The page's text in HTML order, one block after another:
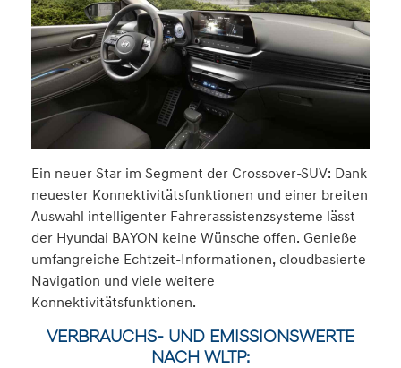
Ein neuer Star im Segment der Crossover-SUV: Dank
neuester Konnektivitätsfunktionen und einer breiten
Auswahl intelligenter Fahrerassistenzsysteme lässt
der Hyundai BAYON keine Wünsche offen. Genieße
umfangreiche Echtzeit-Informationen, cloudbasierte
Navigation und viele weitere
Konnektivitätsfunktionen.
VERBRAUCHS- UND EMISSIONSWERTE
NACH WLTP: